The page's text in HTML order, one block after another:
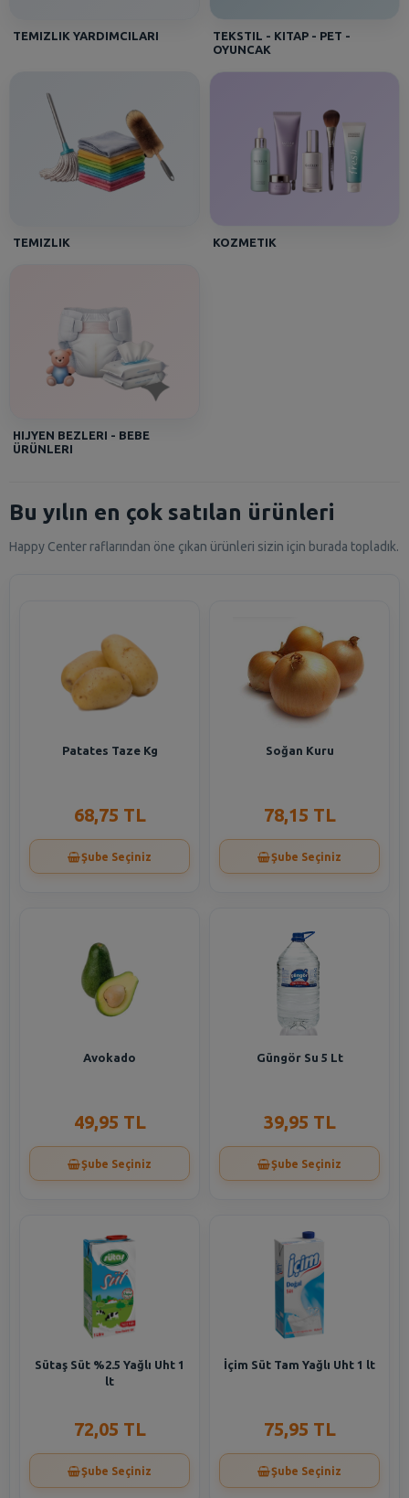
TEMIZLIK YARDIMCILARI
TEKSTIL - KITAP - PET -
OYUNCAK
TEMIZLIK KOZMETIK
HIJYEN BEZLERI - BEBE
ÜRÜNLERI
Bu yılın en çok satılan ürünleri
Happy Center raflarından öne çıkan ürünleri sizin için burada topladık.
Patates Taze Kg
68,75 TL
Şube Seçiniz
Soğan Kuru
78,15 TL
Şube Seçiniz
Avokado
49,95 TL
Şube Seçiniz
Güngör Su 5 Lt
39,95 TL
Şube Seçiniz
Sütaş Süt %2.5 Yağlı Uht 1
lt
72,05 TL
Şube Seçiniz
İçim Süt Tam Yağlı Uht 1 lt
75,95 TL
Şube Seçiniz